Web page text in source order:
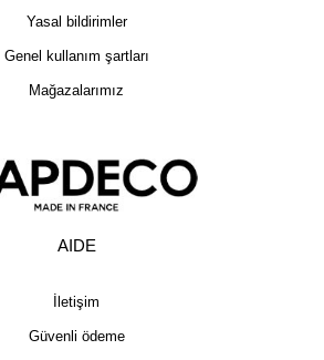
Yasal bildirimler
Genel kullanım şartları
Mağazalarımız
AIDE
İletişim
Güvenli ödeme